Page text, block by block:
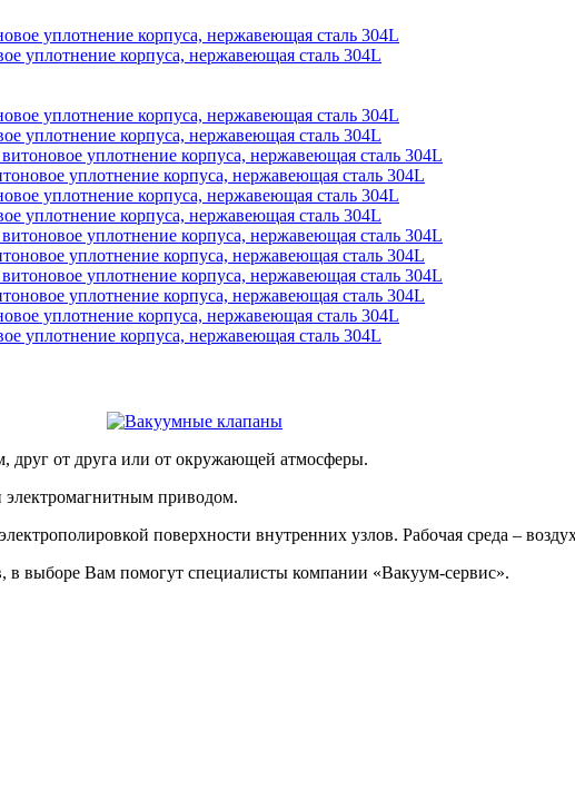
уплотнение корпуса, нержавеющая сталь 304L
уплотнение корпуса, нержавеющая сталь 304L
уплотнение корпуса, нержавеющая сталь 304L
уплотнение корпуса, нержавеющая сталь 304L
уплотнение корпуса, нержавеющая сталь 304L
уплотнение корпуса, нержавеющая сталь 304L
уплотнение корпуса, нержавеющая сталь 304L
друг от друга или от окружающей атмосферы.
приводом.
поверхности внутренних узлов. Рабочая среда –
выборе Вам помогут специалисты компании «Вакуум-сервис».